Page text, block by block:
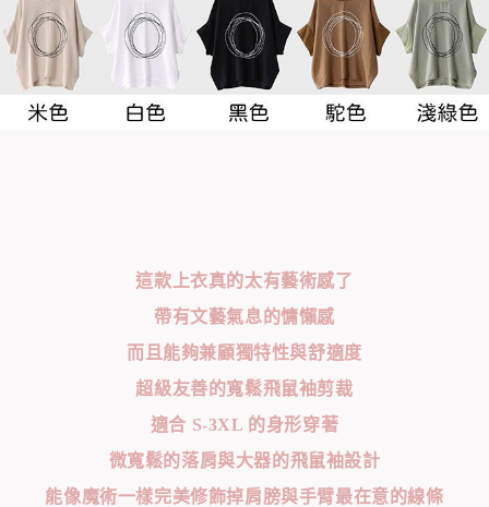
這款上衣真的太有藝術感了
帶有文藝氣息的慵懶感
而且能夠兼顧獨特性與舒適度
超級友善的寬鬆飛鼠袖剪裁
適合 S-3XL 的身形穿著
微寬鬆的落肩與大器的飛鼠袖設計
能像魔術一樣完美修飾掉肩膀與手臂最在意的線條